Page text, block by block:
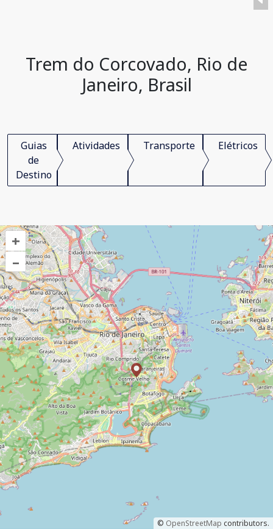
Trem do Corcovado, Rio de
Janeiro, Brasil
Guias
de
Destino
Atividades Transporte Elétricos
+
–
© OpenStreetMap contributors.